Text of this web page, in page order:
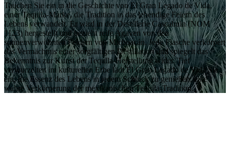
Tauchen Sie ein in die Geschichte von El Gran Legado de Vida,
einer Tequila-Marke, die Tradition in das lebendige Feiern des
Lebens verwandelt. Er wird in der Destillerie Cascahuin (NOM
1123) hergestellt und bezieht reife Agaven von den
sonnenverwöhnten Feldern von Michoacán. Jede Flasche verkörpert
das Vermächtnis einer sorgfältigen Destillation und spiegelt das
Bekenntnis zur Kunst der Tequila-Herstellung wider. Tief
verwurzelten im kulturellen Erbe lädt El Gran Legado de Vida Sie
ein, die Essenz des Lebens in jedem Schluck zu genießen, eine
wahre Verkörperung der mexikanischen Tequila-Tradition.